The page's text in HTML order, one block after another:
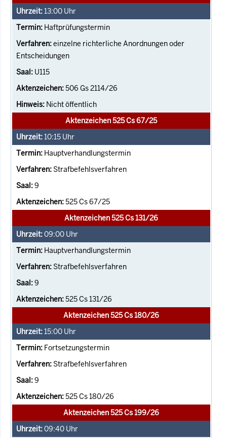
13:00 Uhr
Haftprüfungstermin
einzelne richterliche Anordnungen oder
Entscheidungen
U115
506 Gs 2114/26
Nicht öffentlich
Aktenzeichen 525 Cs 67/25
10:15 Uhr
Hauptverhandlungstermin
Strafbefehlsverfahren
9
525 Cs 67/25
Aktenzeichen 525 Cs 131/26
09:00 Uhr
Hauptverhandlungstermin
Strafbefehlsverfahren
9
525 Cs 131/26
Aktenzeichen 525 Cs 180/26
15:00 Uhr
Fortsetzungstermin
Strafbefehlsverfahren
9
525 Cs 180/26
Aktenzeichen 525 Cs 199/26
09:40 Uhr